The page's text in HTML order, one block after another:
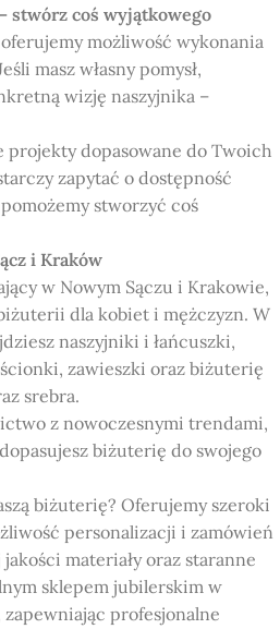
stwórz coś wyjątkowego
możliwość wykonania
masz własny pomysł,
wizję naszyjnika –
projekty dopasowane do Twoich
zapytać o dostępność
stworzyć coś
i Kraków
w Nowym Sączu i Krakowie,
dla kobiet i mężczyzn. W
naszyjniki i łańcuszki,
zawieszki oraz biżuterię
srebra.
z nowoczesnymi trendami,
biżuterię do swojego
biżuterię? Oferujemy szeroki
personalizacji i zamówień
materiały oraz staranne
sklepem jubilerskim w
profesjonalne